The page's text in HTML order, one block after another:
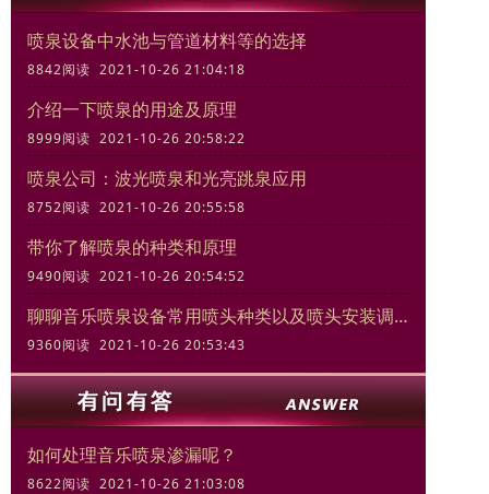
喷泉设备中水池与管道材料等的选择
8842阅读 2021-10-26 21:04:18
介绍一下喷泉的用途及原理
8999阅读 2021-10-26 20:58:22
喷泉公司：波光喷泉和光亮跳泉应用
8752阅读 2021-10-26 20:55:58
带你了解喷泉的种类和原理
9490阅读 2021-10-26 20:54:52
聊聊音乐喷泉设备常用喷头种类以及喷头安装调试规范
9360阅读 2021-10-26 20:53:43
如何处理音乐喷泉渗漏呢？
8622阅读 2021-10-26 21:03:08